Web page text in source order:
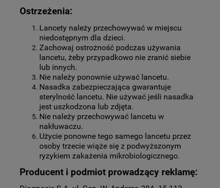
Ostrzeżenia:
Lancety należy przechowywać w miejscu
niedostępnym dla dzieci.
Zachowaj ostrożność podczas używania
lancetu, żeby przypadkowo nie zranić siebie
lub innych.
Nie należy ponownie używać lancetu.
Nasadka zabezpieczająca gwarantuje
sterylność lancetu. Nie używać jeśli nasadka
jest uszkodzona lub zdjęta.
Nie należy przechowywać lancetu w
nakłuwaczu.
Użycie ponowne tego samego lancetu przez
osoby trzecie wiąże się z podwyższonym
ryzykiem zakażenia mikrobiologicznego.
Producent i podmiot prowadzący reklamę: